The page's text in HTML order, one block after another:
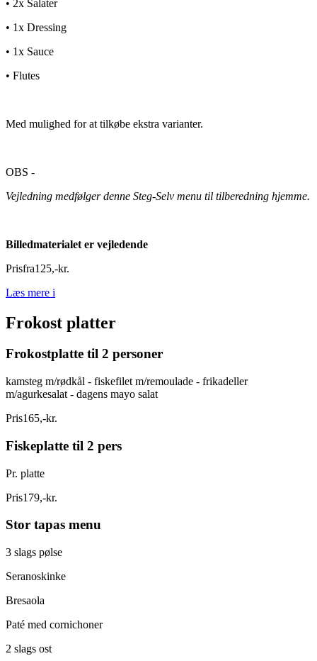
• 2x Salater
• 1x Dressing
• 1x Sauce
• Flutes
Med mulighed for at tilkøbe ekstra varianter.
OBS -
Vejledning medfølger denne Steg-Selv menu til tilberedning hjemme.
Billedmaterialet er vejledende
Prisfra125,-kr.
Læs mere i
Frokost platter
Frokostplatte til 2 personer
kamsteg m/rødkål - fiskefilet m/remoulade - frikadeller
m/agurkesalat - dagens mayo salat
Pris165,-kr.
Fiskeplatte til 2 pers
Pr. platte
Pris179,-kr.
Stor tapas menu
3 slags pølse
Seranoskinke
Bresaola
Paté med cornichoner
2 slags ost